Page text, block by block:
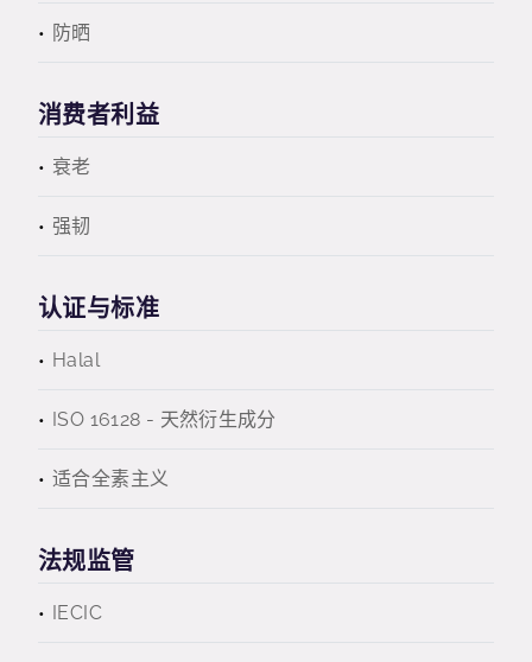
防晒
消费者利益
衰老
强韧
认证与标准
Halal
ISO 16128 - 天然衍生成分
适合全素主义
法规监管
IECIC